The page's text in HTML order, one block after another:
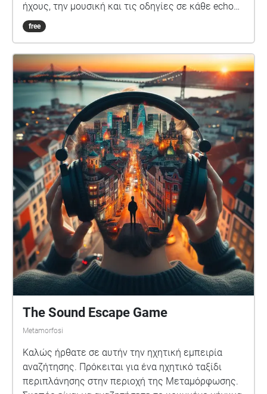
ήχους, την μουσική και τις οδηγίες σε κάθε echo
που βρίσκεσαι, να συνδυάσεις τις ακουστικές,
μουσικές και λεκτικές πληροφορίες που σου
που θα σε οδηγήσει στο τέλος της αποστολής.
Πλοκή: Η Μουσική τείνει να εξαφανιστεί από τις
ζωές των ανθρώπων και ειδικά των παιδιών. Αυτό
οφείλεται στην όλο και μικρότερη συμμετοχή τους
σε μουσικές δραστηριότητες. καθώς και στο
θόρυβο της καθημερινότητας. Εσύ καλείσαι από
την ομάδα των Ανήσυχων Μουσικών να βρεις την
διαδρομή που θα συναντηθείς μαζί τους για να
μπορέσετε να σώσετε τη Μουσική. Άκου την
Μουσική και τις οδηγίες και φτάσε στο τέλος.
Καλή επιτυχία! ΓΙΑ ΟΛΟΚΛΗΡΩΜΕΝΗ ΕΜΠΕΙΡΙΑ
ΧΡΗΣΙΜΟΠΟΙΕΙΣΤΕ ΑΚΟΥΣΤΙΚΑ
free
The Sound Escape Game
Metamorfosi
Καλώς ήρθατε σε αυτήν την ηχητική εμπειρία
αναζήτησης. Πρόκειται για ένα ηχητικό ταξίδι
περιπλάνησης στην περιοχή της Μεταμόρφωσης.